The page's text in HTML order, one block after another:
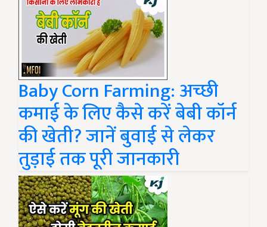
Baby Corn Farming: अच्छी
कमाई के लिए कैसे करें बेबी कॉर्न
की खेती? जानें बुवाई से लेकर
तुड़ाई तक पूरी जानकारी